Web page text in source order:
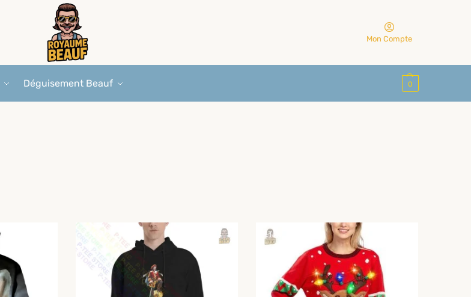
Mon Compte
Déguisement Beauf 0
-14%